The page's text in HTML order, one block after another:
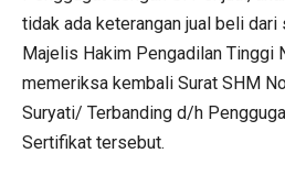
tidak ada keterangan jual beli dari
Majelis Hakim Pengadilan Tinggi
memeriksa kembali Surat SHM
Suryati/ Terbanding d/h
Sertifikat tersebut.